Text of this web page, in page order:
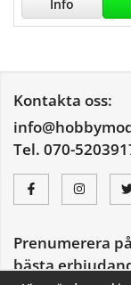
Info
Kontakta oss:
Tel. 070-
Prenumerera
bästa